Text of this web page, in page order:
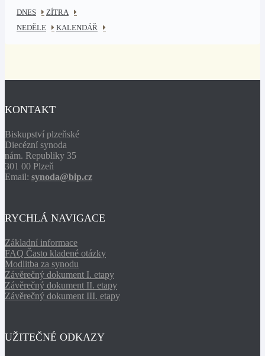
DNES
ZÍTRA
NEDĚLE
KALENDÁŘ
KONTAKT
Biskupství plzeňské
Diecézní synoda
nám. Republiky 35
301 00 Plzeň
Email: synoda@bip.cz
RYCHLÁ NAVIGACE
Základní informace
FAQ Často kladené otázky
Modlitba za synodu
Závěrečný dokument I. etapy
Závěrečný dokument II. etapy
Závěrečný dokument III. etapy
UŽITEČNÉ ODKAZY